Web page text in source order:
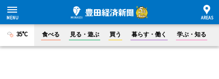
35°C 食べる 見る・遊ぶ 買う 暮らす・働く 学ぶ・知る